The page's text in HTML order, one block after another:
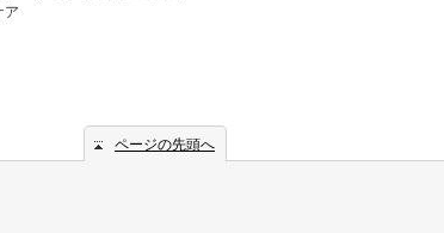
ア
ページの先頭へ